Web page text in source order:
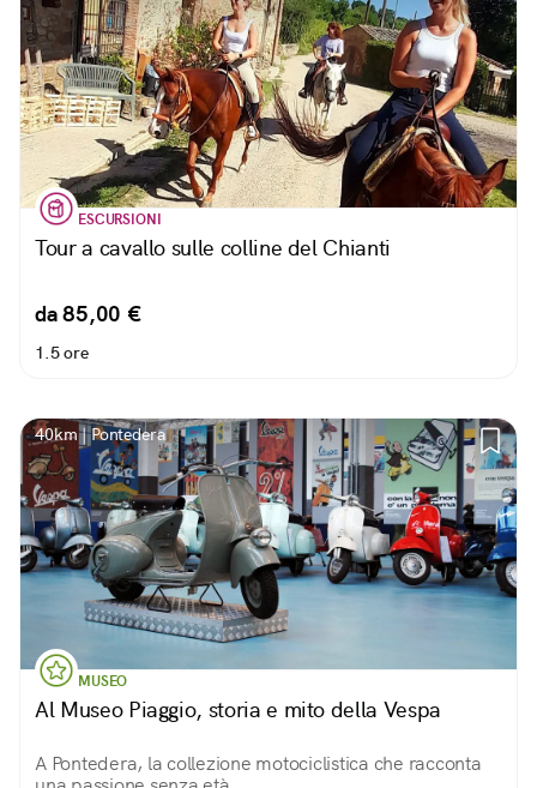
ESCURSIONI
Tour a cavallo sulle colline del Chianti
da 85,00 €
1.5 ore
40km | Pontedera
MUSEO
Al Museo Piaggio, storia e mito della Vespa
A Pontedera, la collezione motociclistica che racconta